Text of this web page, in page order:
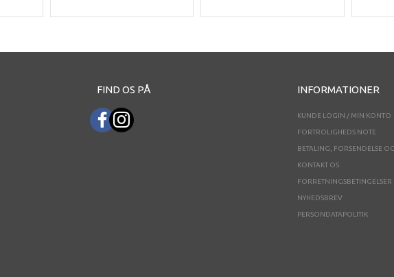
FIND OS PÅ INFORMATIONER
KUNDE LOGIN / MIN KONTO
FORTROLIGHEDS NOTE
BETALING, FORSENDELSE
KONTAKT OS
FORRETNINGSBETINGELSER
NYHEDSBREV
PERSONDATAPOLITIK